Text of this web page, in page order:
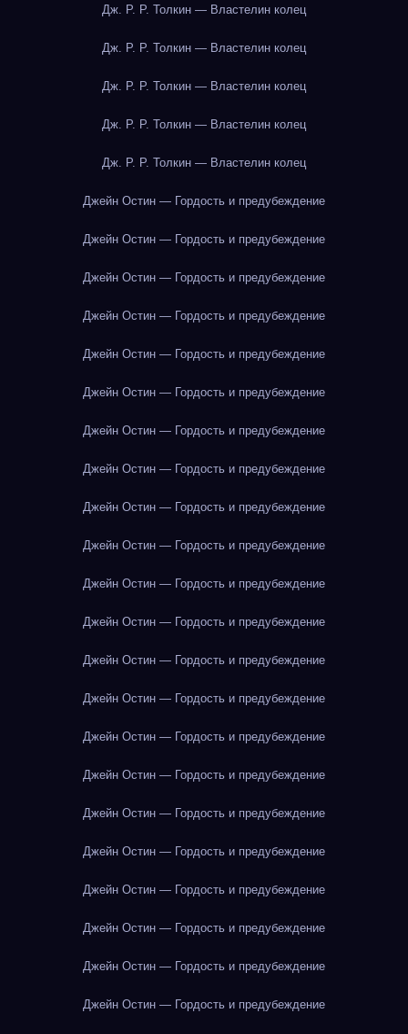
Дж. Р. Р. Толкин — Властелин колец
Дж. Р. Р. Толкин — Властелин колец
Дж. Р. Р. Толкин — Властелин колец
Дж. Р. Р. Толкин — Властелин колец
Дж. Р. Р. Толкин — Властелин колец
Джейн Остин — Гордость и предубеждение
Джейн Остин — Гордость и предубеждение
Джейн Остин — Гордость и предубеждение
Джейн Остин — Гордость и предубеждение
Джейн Остин — Гордость и предубеждение
Джейн Остин — Гордость и предубеждение
Джейн Остин — Гордость и предубеждение
Джейн Остин — Гордость и предубеждение
Джейн Остин — Гордость и предубеждение
Джейн Остин — Гордость и предубеждение
Джейн Остин — Гордость и предубеждение
Джейн Остин — Гордость и предубеждение
Джейн Остин — Гордость и предубеждение
Джейн Остин — Гордость и предубеждение
Джейн Остин — Гордость и предубеждение
Джейн Остин — Гордость и предубеждение
Джейн Остин — Гордость и предубеждение
Джейн Остин — Гордость и предубеждение
Джейн Остин — Гордость и предубеждение
Джейн Остин — Гордость и предубеждение
Джейн Остин — Гордость и предубеждение
Джейн Остин — Гордость и предубеждение